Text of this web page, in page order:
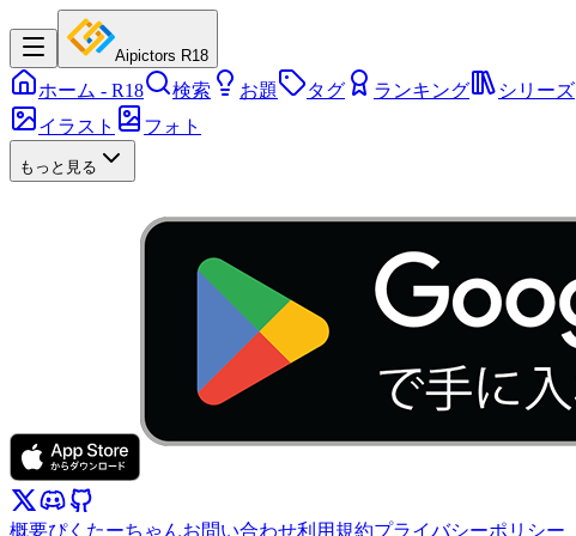
Aipictors R18
ホーム - R18 検索 お題 タグ ランキング シリーズ
イラスト
フォト
もっと見る
概要ぴくたーちゃんお問い合わせ利用規約プライバシーポリシー